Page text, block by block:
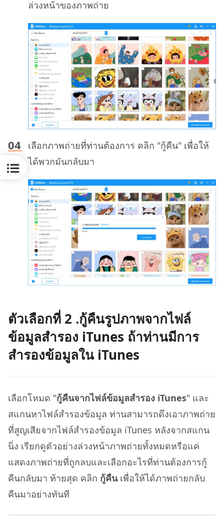
ล่วงหน้าของภาพถ่าย
เลือกภาพถ่ายที่ท่านต้องการ คลิก "กู้คืน" เพื่อให้
ได้พวกมันกลับมา
ตัวเลือกที่ 2 .กู้คืนรูปภาพจากไฟล์
ข้อมูลสำรอง iTunes ถ้าท่านมีการ
สำรองข้อมูลใน iTunes
เลือกโหมด "กู้คืนจากไฟล์ข้อมูลสำรอง iTunes" และ
สแกนหาไฟล์สำรองข้อมูล ท่านสามารถดึงเอาภาพถ่าย
ที่สูญเสียจากไฟล์สำรองข้อมูล iTunes หลังจากสแกน
นิ่ง เรียกดูตัวอย่างล่วงหน้าภาพถ่ายทั้งหมดหรือแค่
แสดงภาพถ่ายที่ถูกลบและเลือกอะไรที่ท่านต้องการกู้
คืนกลับมา ท้ายสุด คลิก กู้คืนเพื่อให้ได้ภาพถ่ายกลับ
คืนมาอย่างทันที